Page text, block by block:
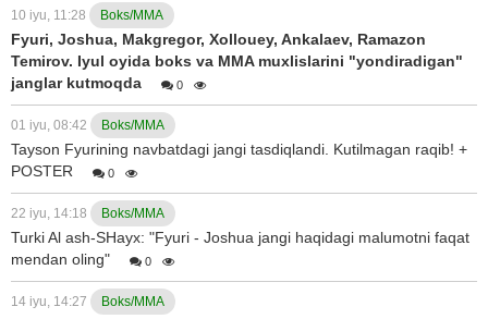
10 iyu, 11:28 Boks/MMA
Fyuri, Joshua, Makgregor, Xollouey, Ankalaev, Ramazon
Temirov. Iyul oyida boks va MMA muxlislarini "yondiradigan"
janglar kutmoqda
0
01 iyu, 08:42 Boks/MMA
Tayson Fyurining navbatdagi jangi tasdiqlandi. Kutilmagan raqib! +
POSTER
0
22 iyu, 14:18 Boks/MMA
Turki Al ash-SHayx: "Fyuri - Joshua jangi haqidagi malumotni faqat
mendan oling"
0
14 iyu, 14:27 Boks/MMA